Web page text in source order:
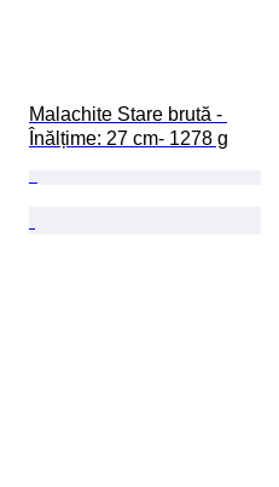
Malachite Stare brută -
Înălțime: 27 cm- 1278 g